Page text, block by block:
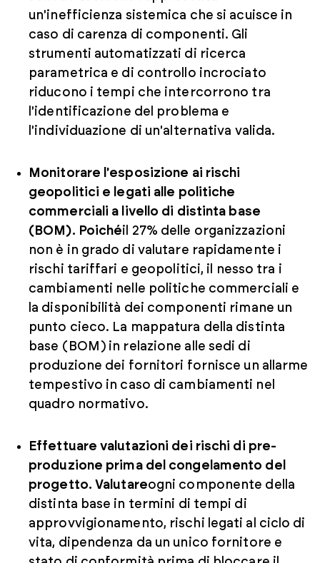
un'inefficienza sistemica che si acuisce in
caso di carenza di componenti. Gli
strumenti automatizzati di ricerca
parametrica e di controllo incrociato
riducono i tempi che intercorrono tra
l'identificazione del problema e
l'individuazione di un'alternativa valida.
Monitorare l'esposizione ai rischi
geopolitici e legati alle politiche
commerciali a livello di distinta base
(BOM). Poichéil 27% delle organizzazioni
non è in grado di valutare rapidamente i
rischi tariffari e geopolitici, il nesso tra i
cambiamenti nelle politiche commerciali e
la disponibilità dei componenti rimane un
punto cieco. La mappatura della distinta
base (BOM) in relazione alle sedi di
produzione dei fornitori fornisce un allarme
tempestivo in caso di cambiamenti nel
quadro normativo.
Effettuare valutazioni dei rischi di pre-
produzione prima del congelamento del
progetto. Valutareogni componente della
distinta base in termini di tempi di
approvvigionamento, rischi legati al ciclo di
vita, dipendenza da un unico fornitore e